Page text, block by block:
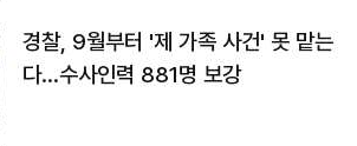
경찰, 9월부터 '제 가족 사건' 못 맡는
다…수사인력 881명 보강